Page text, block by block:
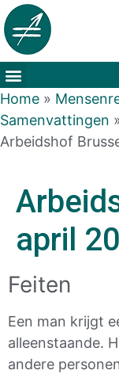
Home »
Samenvattingen
Arbeidshof
april
Feiten
Een man krijgt
alleenstaande.
andere